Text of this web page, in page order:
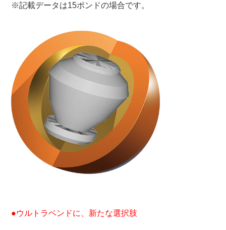
※記載データは15ポンドの場合です。
●ウルトラベンドに、新たな選択肢